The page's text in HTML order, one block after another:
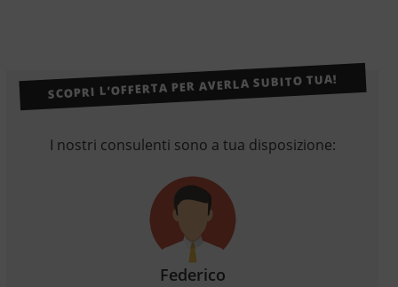
SCOPRI L’OFFERTA PER AVERLA SUBITO TUA!
I nostri consulenti sono a tua disposizione:
Federico